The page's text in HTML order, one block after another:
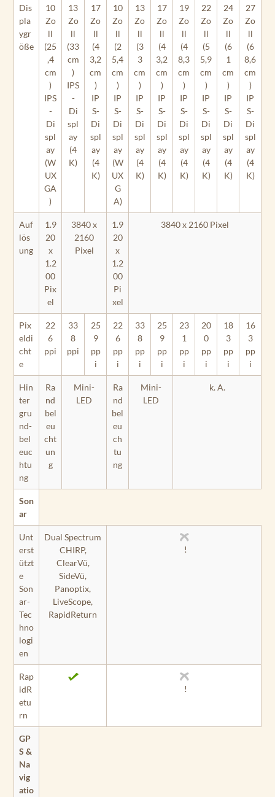
Dis
pla
ygr
öße
10
Zo
ll
(25
,4
cm
)
IPS
-
Di
spl
ay
(W
UX
GA
)
13
Zo
ll
(33
cm
)
IPS
-
Di
spl
ay
(4
K)
17
Zo
ll
(4
3,2
cm
)
IP
S-
Di
spl
ay
(4
K)
10
Zo
ll
(2
5,4
cm
)
IP
S-
Di
spl
ay
(W
UX
G
A)
13
Zo
ll
(3
3
cm
)
IP
S-
Di
spl
ay
(4
K)
17
Zo
ll
(4
3,2
cm
)
IP
S-
Di
spl
ay
(4
K)
19
Zo
ll
(4
8,3
cm
)
IP
S-
Di
spl
ay
(4
K)
22
Zo
ll
(5
5,9
cm
)
IP
S-
Di
spl
ay
(4
K)
24
Zo
ll
(6
1
cm
)
IP
S-
Di
spl
ay
(4
K)
27
Zo
ll
(6
8,6
cm
)
IP
S-
Di
spl
ay
(4
K)
Auf
lös
ung
1.9
20
x
1.2
00
Pix
el
3840 x
2160
Pixel
1.9
20
x
1.2
00
Pi
xel
3840 x 2160 Pixel
Pix
eldi
cht
e
22
6
ppi
33
8
ppi
25
9
pp
i
22
6
pp
i
33
8
pp
i
25
9
pp
i
23
1
pp
i
20
0
pp
i
18
3
pp
i
16
3
pp
i
Hin
ter
gru
nd-
bel
euc
htu
ng
Ra
nd
bel
eu
cht
un
g
Mini-
LED
Ra
nd
bel
eu
ch
tu
ng
Mini-
LED
k. A.
Son
ar
Unt
erst
ützt
e
Son
ar-
Tec
hno
logi
en
Dual Spectrum
CHIRP,
ClearVü,
SideVü,
Panoptix,
LiveScope,
RapidReturn
!
Rap
idR
etu
rn
!
GP
S &
Na
vig
atio